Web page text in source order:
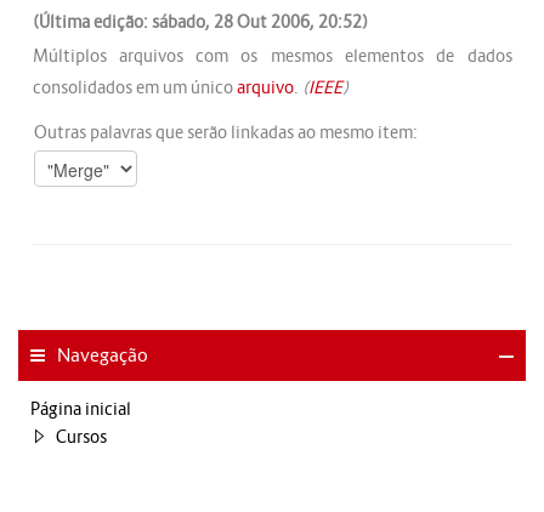
(Última edição: sábado, 28 Out 2006, 20:52)
Múltiplos arquivos com os mesmos elementos de dados
consolidados em um únicoarquivo. (IEEE)
Outras palavras que serão linkadas ao mesmo item:
Navegação
Página inicial
Cursos